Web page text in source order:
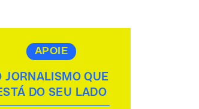
APOIE
JORNALISMO QUE
DO SEU LADO